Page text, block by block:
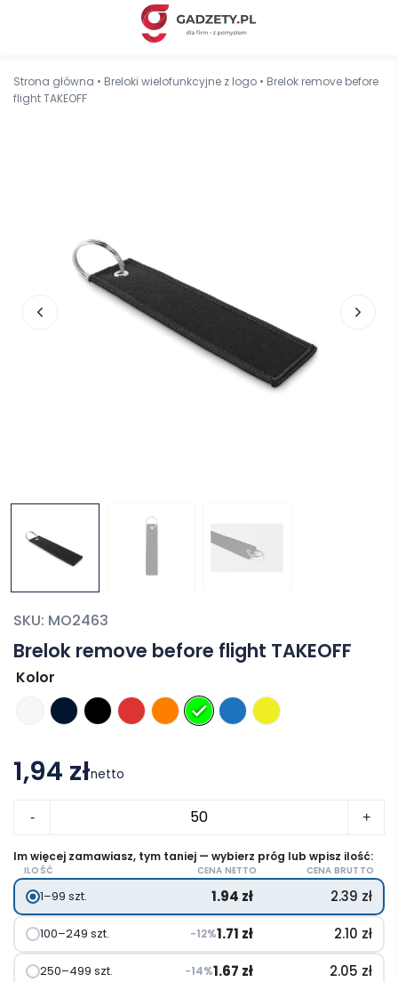
Strona główna • Breloki wielofunkcyjne z logo • Brelok remove before
flight TAKEOFF
Brelok remove before flight TAKEOFF
SKU: MO2463
Kolor
1,94 złnetto
-
remove
before
flight
TAKEOFF
+
Im więcej zamawiasz, tym taniej — wybierz próg lub wpisz ilość:
ILOŚĆ CENA NETTO CENA BRUTTO
1–99 szt. 1.94 zł 2.39 zł
100–249 szt. −12%1.71 zł 2.10 zł
250–499 szt. −14%1.67 zł 2.05 zł